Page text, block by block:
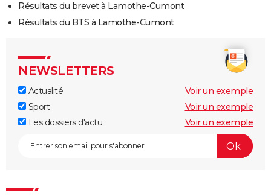
Résultats du brevet à Lamothe-Cumont
Résultats du BTS à Lamothe-Cumont
NEWSLETTERS
Actualité
Voir un exemple
Sport
Voir un exemple
Les dossiers d'actu
Voir un exemple